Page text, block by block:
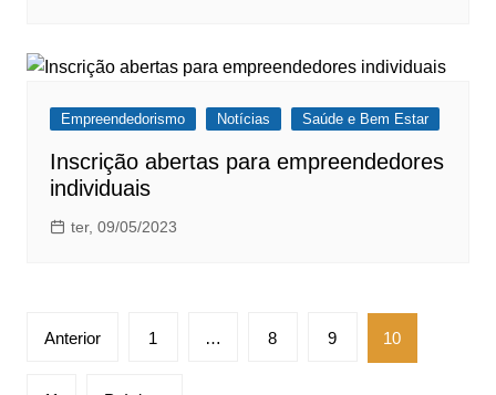
Empreendedorismo Notícias Saúde e Bem Estar
Inscrição abertas para empreendedores
individuais
ter, 09/05/2023
Paginação
Anterior 1 … 8 9 10